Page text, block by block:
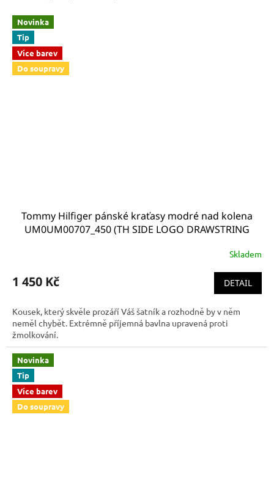
Novinka
Tip
Více barev
Do soupravy
Tommy Hilfiger pánské kraťasy modré nad kolena
UM0UM00707_450 (TH SIDE LOGO DRAWSTRING
Skladem
1 450 Kč DETAIL
Kousek, který skvěle prozáří Váš šatník a rozhodně by v něm
neměl chybět. Extrémně příjemná bavlna upravená proti
žmolkování.
Novinka
Tip
Více barev
Do soupravy